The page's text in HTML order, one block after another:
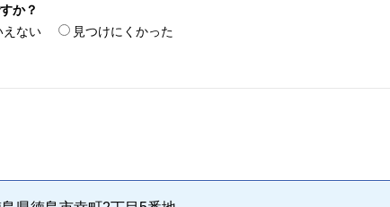
か？
えない 見つけにくかった